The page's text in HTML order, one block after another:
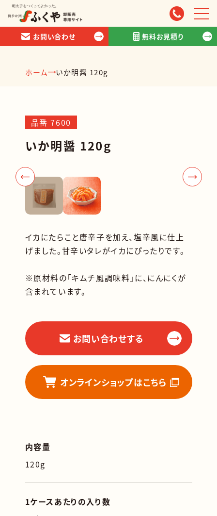
スタッフ紹介
お取引について
会社情報
お問い合わせ
お問い合わせ 無料お見積り
ホーム いか明醤 120g
品番 7600
いか明醤 120g
イカにたらこと唐辛子を加え、塩辛風に仕上
げました。甘辛いタレがイカにぴったりです。
※原材料の「キムチ風調味料」に、にんにくが
含まれています。
お問い合わせする
オンラインショップはこちら
内容量
120g
1ケースあたりの入り数